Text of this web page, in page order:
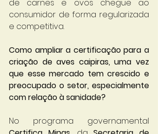
de carnes e ovos chegue ao
consumidor de forma regularizada
e competitiva.
Como ampliar a certificação para a
criação de aves caipiras, uma vez
que esse mercado tem crescido e
preocupado o setor, especialmente
com relação à sanidade?